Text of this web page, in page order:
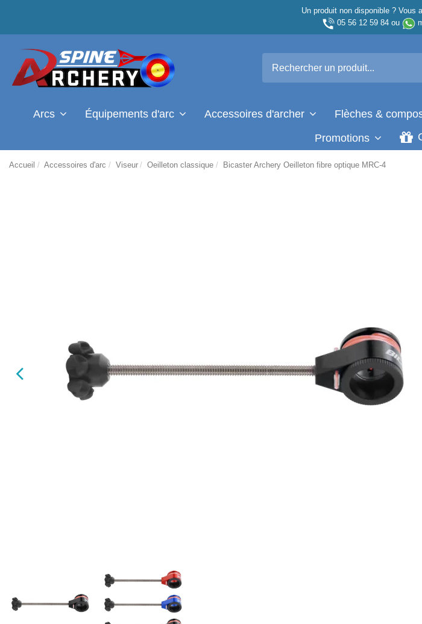
Un produit non disponible ? Vous
05 56 12 59 84ou
Arcs Équipements d'arc Accessoires d'archer Flèches &
Promotions
Accueil Accessoires d'arc Viseur Oeilleton classique Bicaster Archery Oeilleton fibre optique MRC-4